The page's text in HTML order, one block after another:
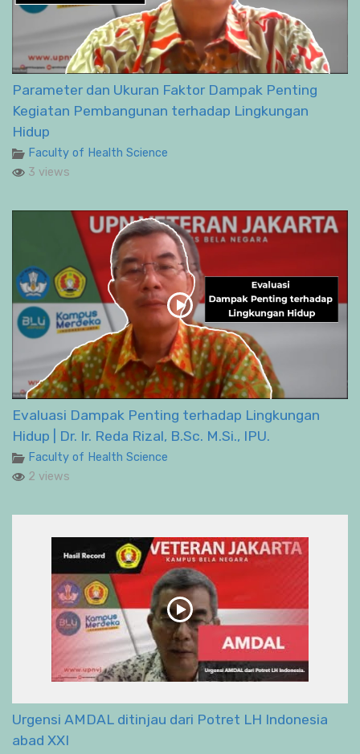
Parameter dan Ukuran Faktor Dampak Penting
Kegiatan Pembangunan terhadap Lingkungan
Hidup
Faculty of Health Science
3 views
Evaluasi Dampak Penting terhadap Lingkungan
Hidup | Dr. Ir. Reda Rizal, B.Sc. M.Si., IPU.
Faculty of Health Science
2 views
Urgensi AMDAL ditinjau dari Potret LH Indonesia
abad XXI